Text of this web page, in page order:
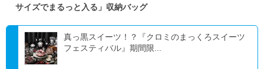
サイズでまるっと入る」収納バッグ
真っ黒スイーツ！？『クロミのまっくろスイーツ
フェスティバル』期間限...